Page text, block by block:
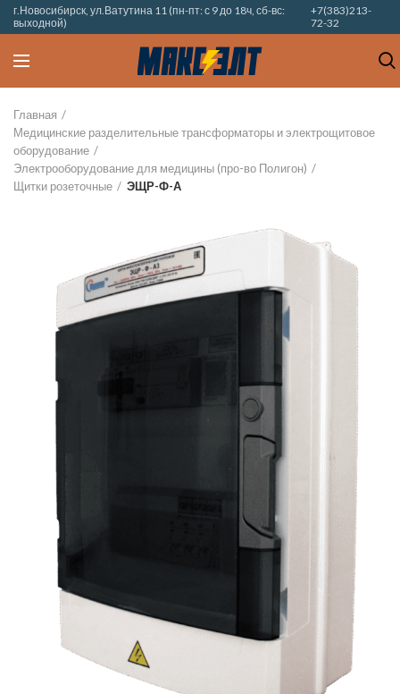
г.Новосибирск, ул.Ватутина 11 (пн-пт: с 9 до 18ч, сб-вс:
выходной)
+7(383)213-
72-32
Главная
Медицинские разделительные трансформаторы и электрощитовое
оборудование
Электрооборудование для медицины (про-во Полигон)
Щитки розеточные
ЭЩР-Ф-А